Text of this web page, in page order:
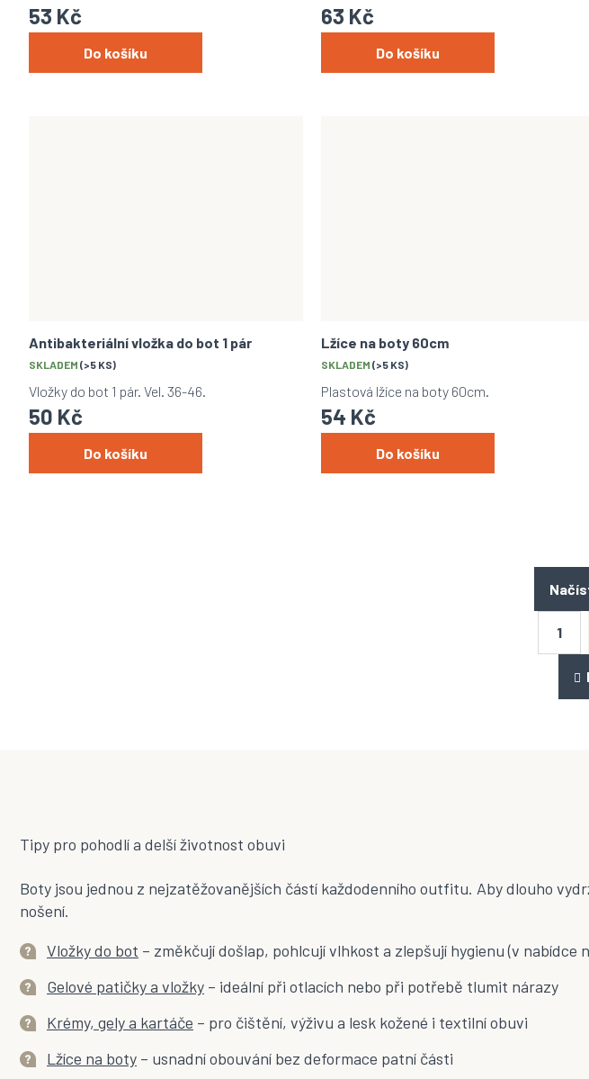
53 Kč
Do košíku
63 Kč
Do košíku
Antibakteriální vložka do bot 1 pár
SKLADEM (>5 KS)
50 Kč
Do košíku
Vložky do bot 1 pár. Vel. 36-46.
Lžíce na boty 60cm
SKLADEM (>5 KS)
54 Kč
Do košíku
Plastová lžíce na boty 60cm.
1
Tipy pro pohodlí a delší životnost obuvi
Boty jsou jednou z nejzatěžovanějších částí každodenního outfitu. Aby dlouho
nošení.
Vložky do bot – změkčují došlap, pohlcují vlhkost a zlepšují hygienu (v nabídce
Gelové patičky a vložky – ideální při otlacích nebo při potřebě tlumit nárazy
Krémy, gely a kartáče – pro čištění, výživu a lesk kožené i textilní obuvi
Lžíce na boty – usnadní obouvání bez deformace patní části